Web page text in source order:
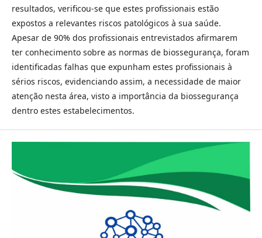
resultados, verificou-se que estes profissionais estão
expostos a relevantes riscos patológicos à sua saúde.
Apesar de 90% dos profissionais entrevistados afirmarem
ter conhecimento sobre as normas de biossegurança, foram
identificadas falhas que expunham estes profissionais à
sérios riscos, evidenciando assim, a necessidade de maior
atenção nesta área, visto a importância da biossegurança
dentro estes estabelecimentos.